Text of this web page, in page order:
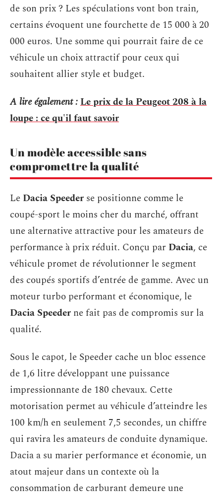
de son prix ? Les spéculations vont bon train,
certains évoquent une fourchette de 15 000 à 20
000 euros. Une somme qui pourrait faire de ce
véhicule un choix attractif pour ceux qui
souhaitent allier style et budget.
A lire également :Le prix de la Peugeot 208 à la
loupe : ce qu'il faut savoir
Un modèle accessible sans
compromettre la qualité
Le Dacia Speeder se positionne comme le
coupé-sport le moins cher du marché, offrant
une alternative attractive pour les amateurs de
performance à prix réduit. Conçu par Dacia, ce
véhicule promet de révolutionner le segment
des coupés sportifs d’entrée de gamme. Avec un
moteur turbo performant et économique, le
Dacia Speeder ne fait pas de compromis sur la
qualité.
Sous le capot, le Speeder cache un bloc essence
de 1,6 litre développant une puissance
impressionnante de 180 chevaux. Cette
motorisation permet au véhicule d’atteindre les
100 km/h en seulement 7,5 secondes, un chiffre
qui ravira les amateurs de conduite dynamique.
Dacia a su marier performance et économie, un
atout majeur dans un contexte où la
consommation de carburant demeure une